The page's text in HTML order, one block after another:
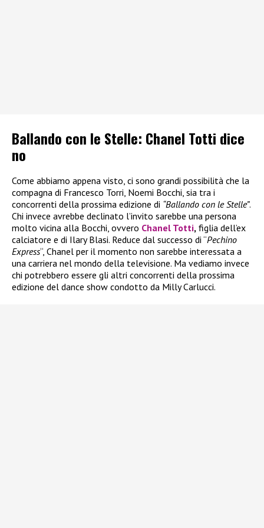
Ballando con le Stelle: Chanel Totti dice
no
Come abbiamo appena visto, ci sono grandi possibilità che la
compagna di Francesco Torri, Noemi Bocchi, sia tra i
concorrenti della prossima edizione di “Ballando con le Stelle”.
Chi invece avrebbe declinato l’invito sarebbe una persona
molto vicina alla Bocchi, ovvero Chanel Totti, figlia dell’ex
calciatore e di Ilary Blasi. Reduce dal successo di “Pechino
Express“, Chanel per il momento non sarebbe interessata a
una carriera nel mondo della televisione. Ma vediamo invece
chi potrebbero essere gli altri concorrenti della prossima
edizione del dance show condotto da Milly Carlucci.